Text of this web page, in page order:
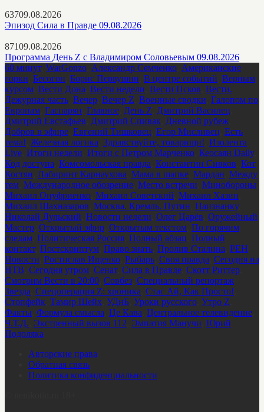
63709.08.2026
Эпизод Сила в Правде 09.08.2026
87109.08.2026
Программа День Z с Владимиром Соловьевым 09.08.2026
60 минут, WarGonzo Александр Семченко Американские
горки Бесогон Борис Первушин В центре событий Верным
курсом Вести Дона Вести недели Вести Псков Вести.
Дежурная часть Вечер Вечер Z Военные сводки Галопом по
Европам Гаспарян Главное День Z Дмитрий Василец
Дмитрий Евстафьев Дмитрий Спивак Дневной рубеж
Добров в эфире Евгений Тишковец Егор Мисливец Есть
тема! Железная логика Здравствуйте, товарищи! Изолента
Live Итоги недели Итоги с Петром Марченко Кеосаян Daily,
Код доступа Комсомольская правда Константин Сивков Кот
Костян Лабиринт Карнаухова Мама в шапке Мардан Между
тем Международное обозрение Место встречи Минобороны
Михаил Онуфриенко Михаил Советский Михаил Хазин
Михаил Шахназаров Москва. Кремль. Путин Наизнанку,
Николай Дульский Новости недели Олег Царёв Оружейный
Мастер Открытый эфир Открытым текстом По горячим
следам Политическая Россия Полный абзац Полный
контакт, Постскриптум Право знать Пролив Сталина РЕН
Новости Ростислав Ищенко Рыбарь Своя правда Сегодня на
НТВ Сегодня утром Сенат, Сила в Правде Скотт Риттер
Смотрим Вести в 20:00 Совбез Специальный репортаж
Звезда Спецоперация Z: хроника Стас Ай, Как Просто!
Стопфейк Тамир Шейх УДнБ Уроки русского Утро Z
Факты Формула смысла Це Кава Центральное телевидение
Ч.Т.Д. Экстренный вызов 112 Эмпатия Манучи Юрий
Подоляка
Авторские права
Обратная связь
Политика конфиденциальности